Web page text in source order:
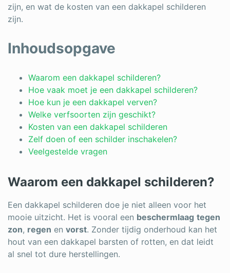
Zonwering
Bent u een vakspecialist?
Log in
zijn, en wat de kosten van een dakkapel schilderen
zijn.
Inhoudsopgave
Waarom een dakkapel schilderen?
Hoe vaak moet je een dakkapel schilderen?
Hoe kun je een dakkapel verven?
Welke verfsoorten zijn geschikt?
Kosten van een dakkapel schilderen
Zelf doen of een schilder inschakelen?
Veelgestelde vragen
Waarom een dakkapel schilderen?
Een dakkapel schilderen doe je niet alleen voor het
mooie uitzicht. Het is vooral een beschermlaag tegen
zon, regen en vorst. Zonder tijdig onderhoud kan het
hout van een dakkapel barsten of rotten, en dat leidt
al snel tot dure herstellingen.